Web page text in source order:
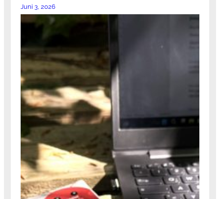
Juni 3, 2026